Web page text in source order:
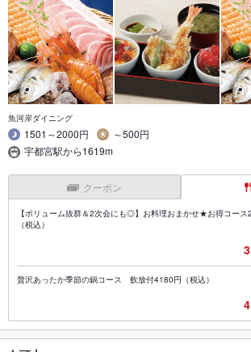
魚河岸ダイニング
1501～2000円
～500円
宇都宮駅から1619m
クーポン
【ボリューム抜群＆2次会にも◎】お料理おまかせ★お得コー
（税込）
贅沢あったか季節の鍋コース 飲放付4180円（税込）